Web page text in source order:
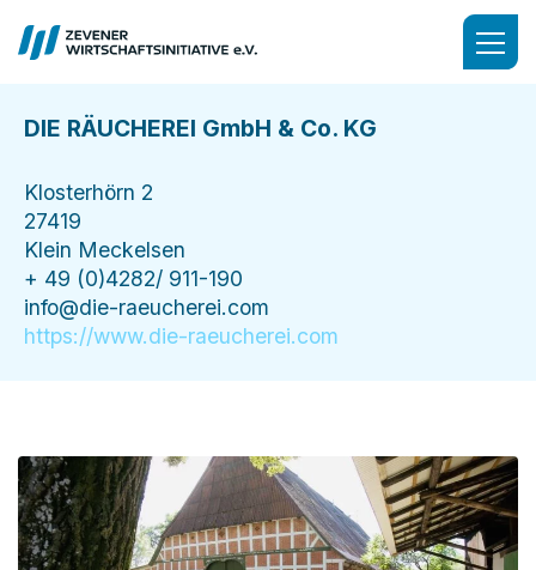
DIE RÄUCHEREI GmbH & Co. KG
Klosterhörn 2
27419
Klein Meckelsen
+ 49 (0)4282/ 911-190
info@die-raeucherei.com
https://www.die-raeucherei.com